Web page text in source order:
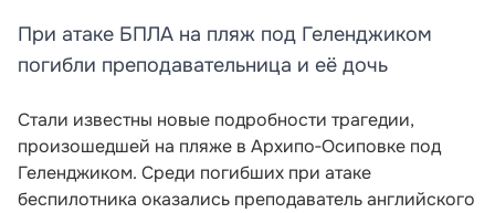
При атаке БПЛА на пляж под Геленджиком
погибли преподавательница и её дочь
Стали известны новые подробности трагедии,
произошедшей на пляже в Архипо‑Осиповке под
Геленджиком. Среди погибших при атаке
беспилотника оказались преподаватель английского